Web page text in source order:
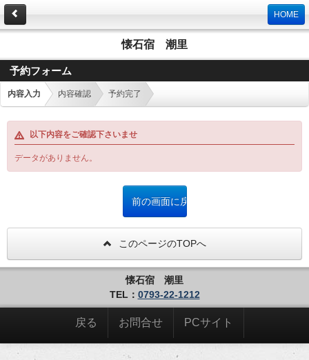
HOME
懐石宿 潮里
予約フォーム
内容入力 内容確認 予約完了
以下内容をご確認下さいませ
データがありません。
このページのTOPへ
懐石宿 潮里
TEL： 0793-22-1212
戻る お問合せ PCサイト